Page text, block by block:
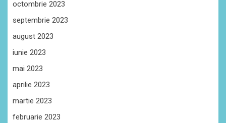
octombrie 2023
septembrie 2023
august 2023
iunie 2023
mai 2023
aprilie 2023
martie 2023
februarie 2023